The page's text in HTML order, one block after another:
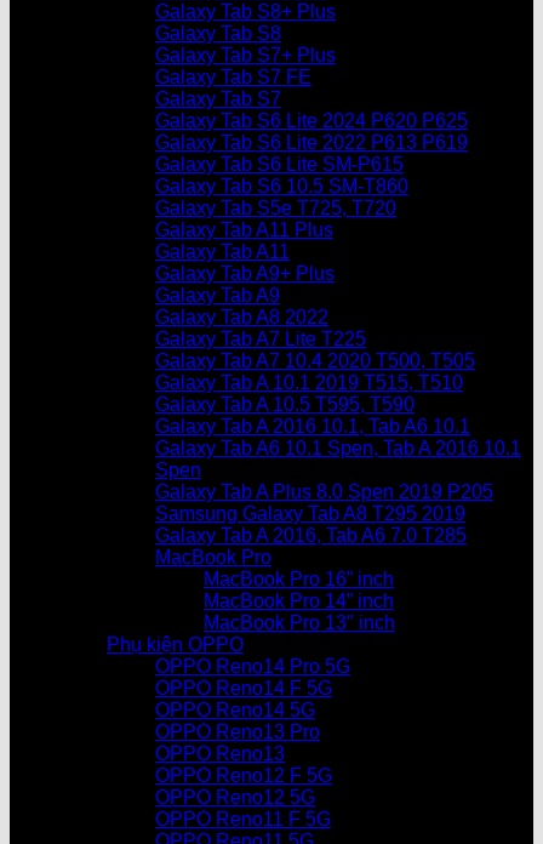
Galaxy Tab S8+ Plus
Galaxy Tab S8
Galaxy Tab S7+ Plus
Galaxy Tab S7 FE
Galaxy Tab S7
Galaxy Tab S6 Lite 2024 P620 P625
Galaxy Tab S6 Lite 2022 P613 P619
Galaxy Tab S6 Lite SM-P615
Galaxy Tab S6 10.5 SM-T860
Galaxy Tab S5e T725, T720
Galaxy Tab A11 Plus
Galaxy Tab A11
Galaxy Tab A9+ Plus
Galaxy Tab A9
Galaxy Tab A8 2022
Galaxy Tab A7 Lite T225
Galaxy Tab A7 10.4 2020 T500, T505
Galaxy Tab A 10.1 2019 T515, T510
Galaxy Tab A 10.5 T595, T590
Galaxy Tab A 2016 10.1, Tab A6 10.1
Galaxy Tab A6 10.1 Spen, Tab A 2016 10.1
Spen
Galaxy Tab A Plus 8.0 Spen 2019 P205
Samsung Galaxy Tab A8 T295 2019
Galaxy Tab A 2016, Tab A6 7.0 T285
MacBook Pro
MacBook Pro 16” inch
MacBook Pro 14” inch
MacBook Pro 13″ inch
Phụ kiện OPPO
OPPO Reno14 Pro 5G
OPPO Reno14 F 5G
OPPO Reno14 5G
OPPO Reno13 Pro
OPPO Reno13
OPPO Reno12 F 5G
OPPO Reno12 5G
OPPO Reno11 F 5G